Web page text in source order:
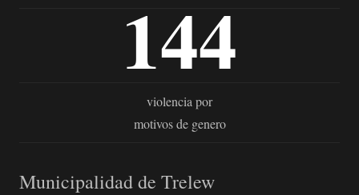
144
violencia por
motivos de genero
Municipalidad de Trelew